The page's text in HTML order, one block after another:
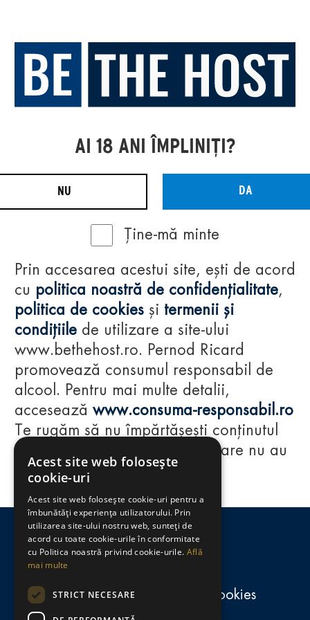
Regulamente
consumă-responsabil.ro
Politica de confidențialitate și cookies
AI 18 ANI ÎMPLINIȚI?
NU DA
Ține-mă minte
Prin accesarea acestui site, ești de acord
cu politica noastră de confidențialitate,
politica de cookies și termenii și
condițiile de utilizare a site-ului
www.bethehost.ro. Pernod Ricard
promovează consumul responsabil de
alcool. Pentru mai multe detalii,
accesează www.consuma-responsabil.ro
Te rugăm să nu împărtășești conținutul
acestui website cu persoane care nu au
împlinit vârsta de 18 ani.
Acest site web folosește
cookie-uri
Acest site web folosește cookie-uri pentru a
îmbunătăți experiența utilizatorului. Prin
utilizarea site-ului nostru web, sunteți de
acord cu toate cookie-urile în conformitate
cu Politica noastră privind cookie-urile. Află
mai multe
STRICT NECESARE